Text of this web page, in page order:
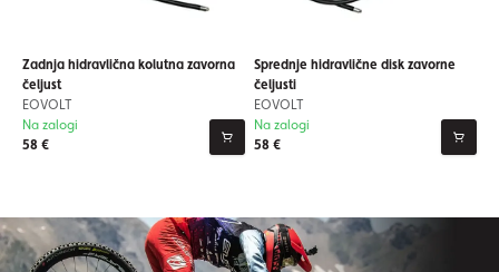
Zadnja hidravlična kolutna zavorna
čeljust
EOVOLT
58 €
Na zalogi
Sprednje hidravlične disk zavorne
čeljusti
EOVOLT
58 €
Na zalogi